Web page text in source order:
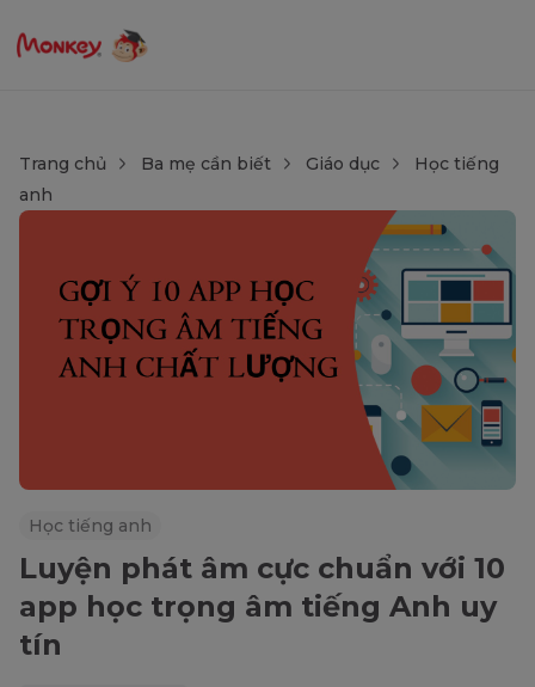
Trang chủ Ba mẹ cần biết Giáo dục
Học tiếng
anh
Học tiếng anh
Luyện phát âm cực chuẩn với 10
app học trọng âm tiếng Anh uy
tín